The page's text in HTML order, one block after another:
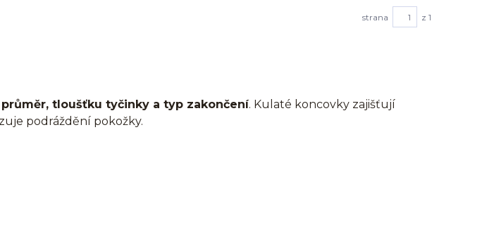
strana z 1
průměr, tloušťku tyčinky a typ zakončení. Kulaté koncovky zajišťují
podráždění pokožky.